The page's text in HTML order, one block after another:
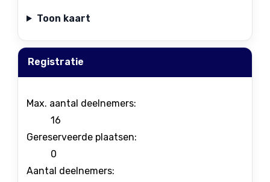
Toon kaart
Registratie
Max. aantal deelnemers:
16
Gereserveerde plaatsen:
0
Aantal deelnemers: